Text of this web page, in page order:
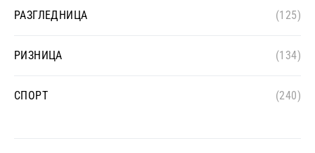
РАЗГЛЕДНИЦА (125)
РИЗНИЦА (134)
СПОРТ (240)